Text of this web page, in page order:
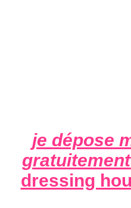
je dépose
gratuitement
dressing